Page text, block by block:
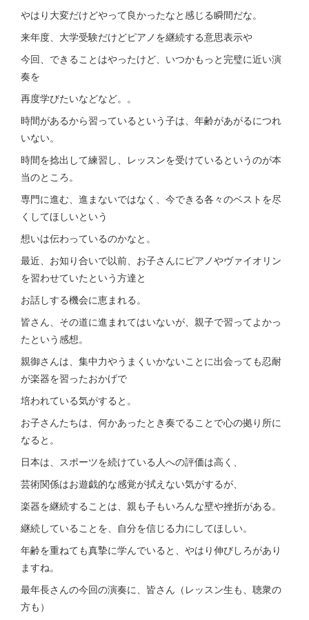
やはり大変だけどやって良かったなと感じる瞬間だな。
来年度、大学受験だけどピアノを継続する意思表示や
今回、できることはやったけど、いつかもっと完璧に近い演
奏を
再度学びたいなどなど。。
時間があるから習っているという子は、年齢があがるにつれ
いない。
時間を捻出して練習し、レッスンを受けているというのが本
当のところ。
専門に進む、進まないではなく、今できる各々のベストを尽
くしてほしいという
想いは伝わっているのかなと。
最近、お知り合いで以前、お子さんにピアノやヴァイオリン
を習わせていたという方達と
お話しする機会に恵まれる。
皆さん、その道に進まれてはいないが、親子で習ってよかっ
たという感想。
親御さんは、集中力やうまくいかないことに出会っても忍耐
が楽器を習ったおかげで
培われている気がすると。
お子さんたちは、何かあったとき奏でることで心の拠り所に
なると。
日本は、スポーツを続けている人への評価は高く、
芸術関係はお遊戯的な感覚が拭えない気がするが、
楽器を継続することは、親も子もいろんな壁や挫折がある。
継続していることを、自分を信じる力にしてほしい。
年齢を重ねても真摯に学んでいると、やはり伸びしろがあり
ますね。
最年長さんの今回の演奏に、皆さん（レッスン生も、聴衆の
方も）